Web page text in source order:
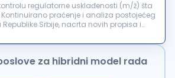
regulatorne usklađenosti (m/ž) šta
Srbije, nacrta novih propisa i
za hibridni model rada